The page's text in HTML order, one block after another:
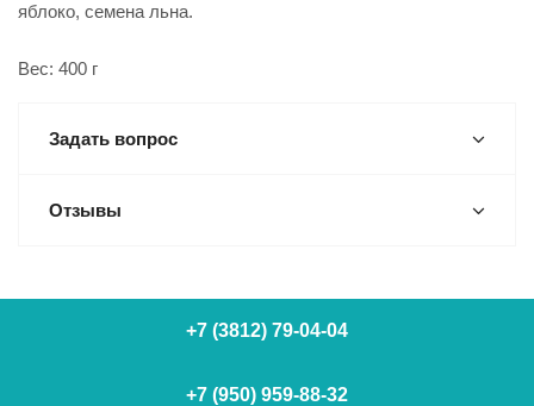
яблоко, семена льна.
Вес: 400 г
Задать вопрос
Отзывы
+7 (3812) 79-04-04
+7 (950) 959-88-32